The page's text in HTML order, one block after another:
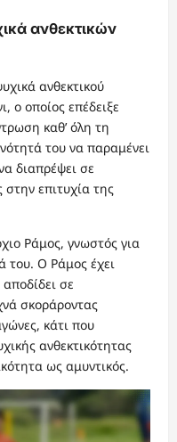
ανθεκτικών
ανθεκτικού
ο οποίος επέδειξε
καθ’ όλη τη
του να παραμένει
διαπρέψει σε
επιτυχία της
Ράμος, γνωστός για
του. Ο Ράμος έχει
σε
σκοράροντας
κάτι που
ανθεκτικότητας
ως αμυντικός.